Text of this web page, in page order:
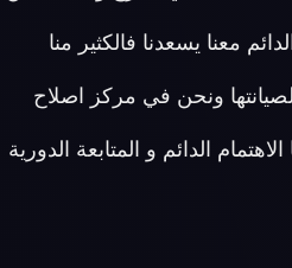
معنا يسعدنا فالكثير منا
لصيانتها ونحن في مركز اصلاح
الدائم و المتابعة الدورية